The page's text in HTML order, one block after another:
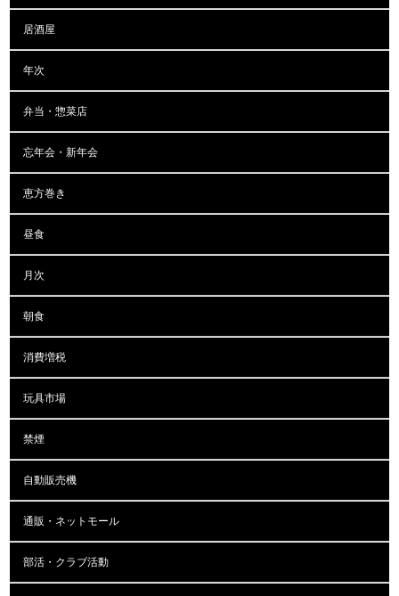
居酒屋
年次
弁当・惣菜店
忘年会・新年会
恵方巻き
昼食
月次
朝食
消費増税
玩具市場
禁煙
自動販売機
通販・ネットモール
部活・クラブ活動